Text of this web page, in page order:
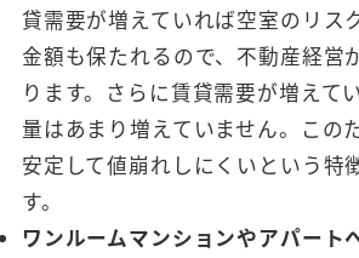
貸需要が増えていれば空室のリス
金額も保たれるので、不動産経営
ります。さらに賃貸需要が増えて
量はあまり増えていません。この
安定して値崩れしにくいという特
す。
ワンルームマンションやアパート